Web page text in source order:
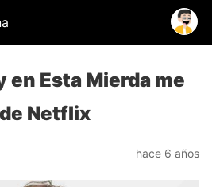
en Esta Mierda me
Netflix
hace 6 años